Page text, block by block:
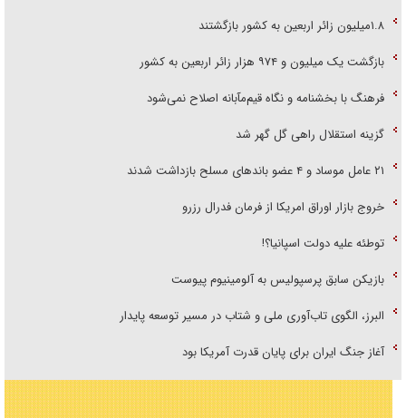
۱.۸میلیون زائر اربعین به کشور بازگشتند
بازگشت یک میلیون و ۹۷۴ هزار زائر اربعین به کشور
فرهنگ با بخشنامه و نگاه قیم‌مآبانه اصلاح نمی‌شود
گزینه استقلال راهی گل گهر شد
۲۱ عامل موساد و ۴ عضو باند‌های مسلح بازداشت شدند
خروج بازار اوراق امریکا از فرمان فدرال رزرو
توطئه علیه دولت اسپانیا؟!
بازیکن سابق پرسپولیس به آلومینیوم پیوست
البرز، الگوی تاب‌آوری ملی و شتاب در مسیر توسعه پایدار
آغاز جنگ ایران برای پایان قدرت آمریکا بود